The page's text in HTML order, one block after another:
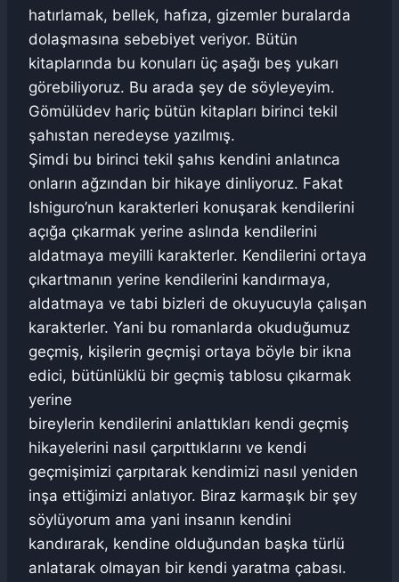
hatırlamak, bellek, hafıza, gizemler buralarda
dolaşmasına sebebiyet veriyor. Bütün
kitaplarında bu konuları üç aşağı beş yukarı
görebiliyoruz. Bu arada şey de söyleyeyim.
Gömülüdev hariç bütün kitapları birinci tekil
şahıstan neredeyse yazılmış.
Şimdi bu birinci tekil şahıs kendini anlatınca
onların ağzından bir hikaye dinliyoruz. Fakat
Ishiguro’nun karakterleri konuşarak kendilerini
açığa çıkarmak yerine aslında kendilerini
aldatmaya meyilli karakterler. Kendilerini ortaya
çıkartmanın yerine kendilerini kandırmaya,
aldatmaya ve tabi bizleri de okuyucuyla çalışan
karakterler. Yani bu romanlarda okuduğumuz
geçmiş, kişilerin geçmişi ortaya böyle bir ikna
edici, bütünlüklü bir geçmiş tablosu çıkarmak
yerine
bireylerin kendilerini anlattıkları kendi geçmiş
hikayelerini nasıl çarpıttıklarını ve kendi
geçmişimizi çarpıtarak kendimizi nasıl yeniden
inşa ettiğimizi anlatıyor. Biraz karmaşık bir şey
söylüyorum ama yani insanın kendini
kandırarak, kendine olduğundan başka türlü
anlatarak olmayan bir kendi yaratma çabası.